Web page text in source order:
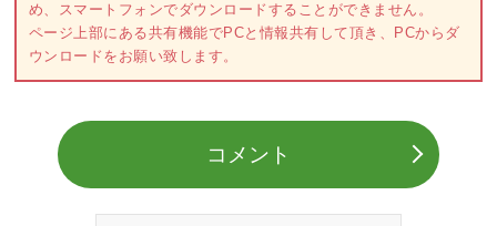
め、スマートフォンでダウンロードすることができません。
ページ上部にある共有機能でPCと情報共有して頂き、PCからダ
ウンロードをお願い致します。
コメント